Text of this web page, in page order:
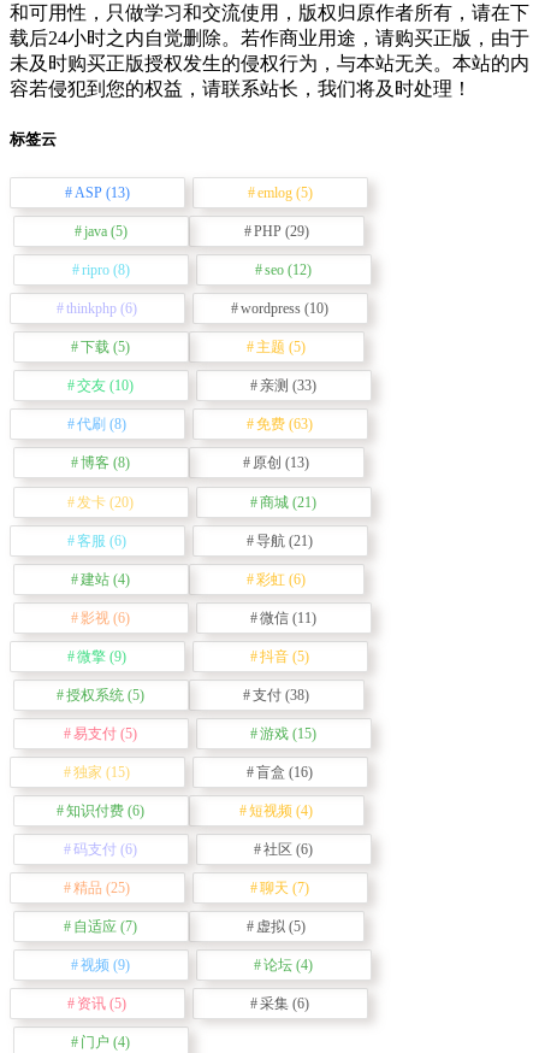
和可用性，只做学习和交流使用，版权归原作者所有，请在下
载后24小时之内自觉删除。若作商业用途，请购买正版，由于
未及时购买正版授权发生的侵权行为，与本站无关。本站的内
容若侵犯到您的权益，请联系站长，我们将及时处理！
标签云
ASP(13) emlog(5)
java(5) PHP(29)
ripro(8) seo (12)
thinkphp (6) wordpress (10)
下载 (5) 主题 (5)
交友 (10) 亲测 (33)
代刷 (8) 免费 (63)
博客 (8) 原创 (13)
发卡 (20) 商城 (21)
客服 (6) 导航 (21)
建站 (4) 彩虹 (6)
影视 (6) 微信 (11)
微擎 (9) 抖音 (5)
授权系统 (5) 支付 (38)
易支付 (5) 游戏 (15)
独家 (15) 盲盒 (16)
知识付费 (6) 短视频 (4)
码支付 (6) 社区 (6)
精品 (25) 聊天 (7)
自适应 (7) 虚拟 (5)
视频 (9) 论坛 (4)
资讯 (5) 采集 (6)
门户 (4)